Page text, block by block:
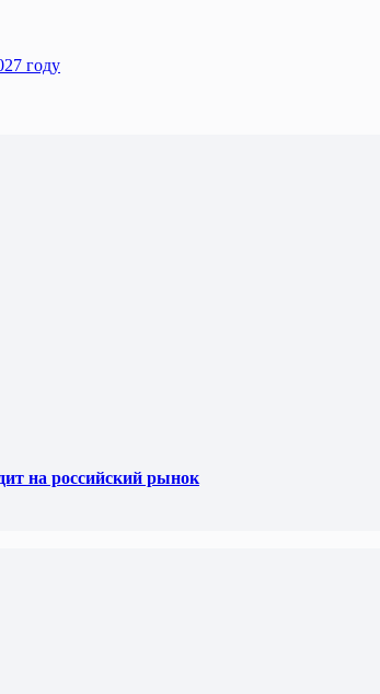
году
на российский рынок